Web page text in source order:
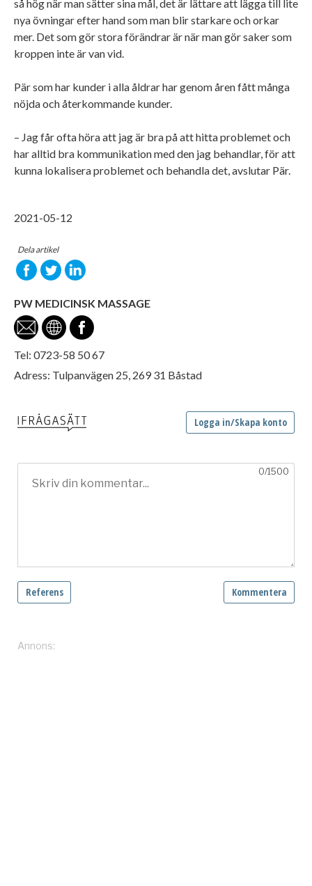
så hög när man sätter sina mål, det är lättare att lägga till lite
nya övningar efter hand som man blir starkare och orkar
mer. Det som gör stora förändrar är när man gör saker som
kroppen inte är van vid.
Pär som har kunder i alla åldrar har genom åren fått många
nöjda och återkommande kunder.
– Jag får ofta höra att jag är bra på att hitta problemet och
har alltid bra kommunikation med den jag behandlar, för att
kunna lokalisera problemet och behandla det, avslutar Pär.
2021-05-12
Dela artikel
PW MEDICINSK MASSAGE
Tel: 0723-58 50 67
Adress: Tulpanvägen 25, 269 31 Båstad